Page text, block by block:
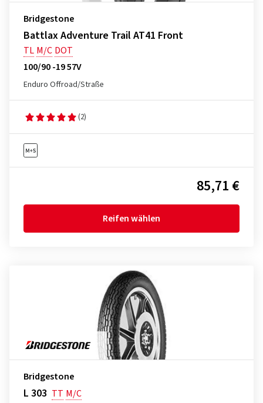
Bridgestone
Battlax Adventure Trail AT41 Front
TL M/C DOT
100/90 -19 57V
Enduro Offroad/Straße
(2)
85,71 €
Reifen wählen
Bridgestone
L 303 TT M/C